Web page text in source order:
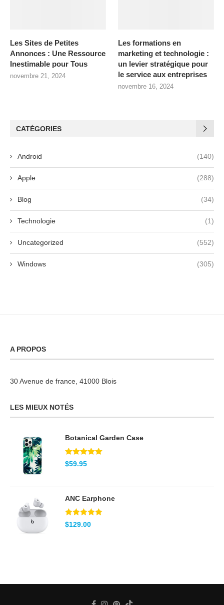
Les Sites de Petites
Annonces : Une Ressource
Inestimable pour Tous
novembre 21, 2024
Les formations en
marketing et technologie :
un levier stratégique pour
le service aux entreprises
novembre 16, 2024
CATÉGORIES
Android (140)
Apple (288)
Blog (34)
Technologie (1)
Uncategorized (552)
Windows (305)
A PROPOS
30 Avenue de france, 41000 Blois
LES MIEUX NOTÉS
Botanical Garden Case
Note5.00
sur 5
$59.95
ANC Earphone
Note5.00
sur 5
$129.00